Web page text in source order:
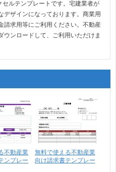
ルテンプレートです。宅建業者が
デザインになっております。商業用
請求用等にご利用ください。不動産
ンロードして、ご利用いただけま
不動産業
ンプレー
無料で使える不動産業
向け請求書テンプレー